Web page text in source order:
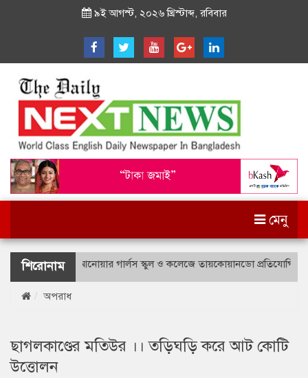
৯ই আগস্ট, ২০২৬ খ্রিস্টাব্দ, রবিবার
মেনু
শিরোনাম
বীর উত্তম লে. আনোয়ার গার্লস স্কুল ও কলেজে তায়কোয়ানডো প্রতিযোগিতা
অপরাধ
ছাগলকাণ্ডের মতিউর ।। তড়িঘড়ি করে আট কোটি
উত্তোলন